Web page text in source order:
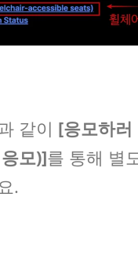
같이 [응모하러
모)]를 통해 별
.